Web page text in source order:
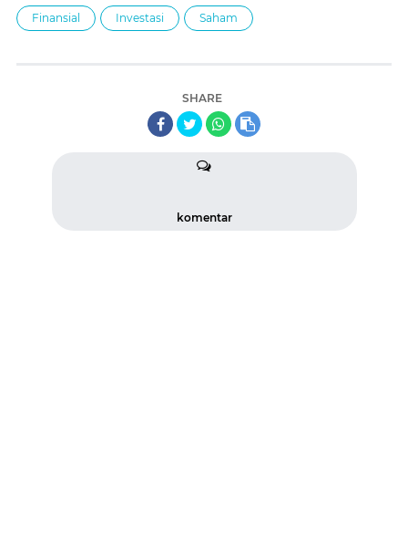
Finansial Investasi Saham
SHARE
komentar